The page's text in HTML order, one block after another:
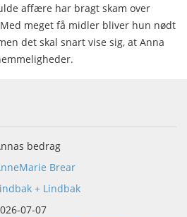
affære har bragt skam over
meget få midler bliver hun nødt
det skal snart vise sig, at Anna
bedrag
Brear
+ Lindbak
07-07